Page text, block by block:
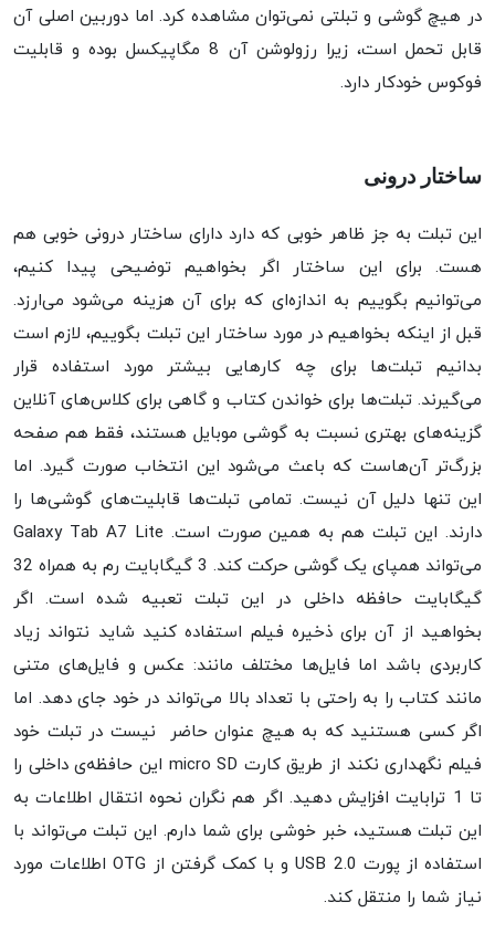
در هیچ گوشی و تبلتی نمی‌توان مشاهده کرد. اما دوربین اصلی آن
قابل تحمل است، زیرا رزولوشن آن 8 مگاپیکسل بوده و قابلیت
فوکوس خودکار دارد.
ساختار درونی
این تبلت به جز ظاهر خوبی که دارد دارای ساختار درونی خوبی هم
هست. برای این ساختار اگر بخواهیم توضیحی پیدا کنیم،
می‌توانیم بگوییم به اندازه‌ای که برای آن هزینه می‌شود می‌ارزد.
قبل از اینکه بخواهیم در مورد ساختار این تبلت بگوییم، لازم است
بدانیم تبلت‌ها برای چه کارهایی بیشتر مورد استفاده قرار
می‌گیرند. تبلت‌ها برای خواندن کتاب و گاهی برای کلاس‌های آنلاین
گزینه‌های بهتری نسبت به گوشی موبایل هستند، فقط هم صفحه
بزرگ‌تر آن‌هاست که باعث می‌شود این انتخاب صورت گیرد. اما
این تنها دلیل آن نیست. تمامی تبلت‌ها قابلیت‌های گوشی‌ها را
دارند. این تبلت هم به همین صورت است. Galaxy Tab A7 Lite
می‌تواند همپای یک گوشی حرکت کند. 3 گیگابایت رم به همراه 32
گیگابایت حافظه داخلی در این تبلت تعبیه شده است. اگر
بخواهید از آن برای ذخیره فیلم استفاده کنید شاید نتواند زیاد
کاربردی باشد اما فایل‌ها مختلف مانند: عکس و فایل‌های متنی
مانند کتاب را به راحتی با تعداد بالا می‌تواند در خود جای دهد. اما
اگر کسی هستنید که به هیچ عنوان حاضر نیست در تبلت خود
فیلم نگهداری نکند از طریق کارت micro SD این حافظه‌ی داخلی را
تا 1 ترابایت افزایش دهید. اگر هم نگران نحوه انتقال اطلاعات به
این تبلت هستید، خبر خوشی برای شما دارم. این تبلت می‌تواند با
استفاده از پورت USB 2.0 و با کمک گرفتن از OTG اطلاعات مورد
نیاز شما را منتقل کند.